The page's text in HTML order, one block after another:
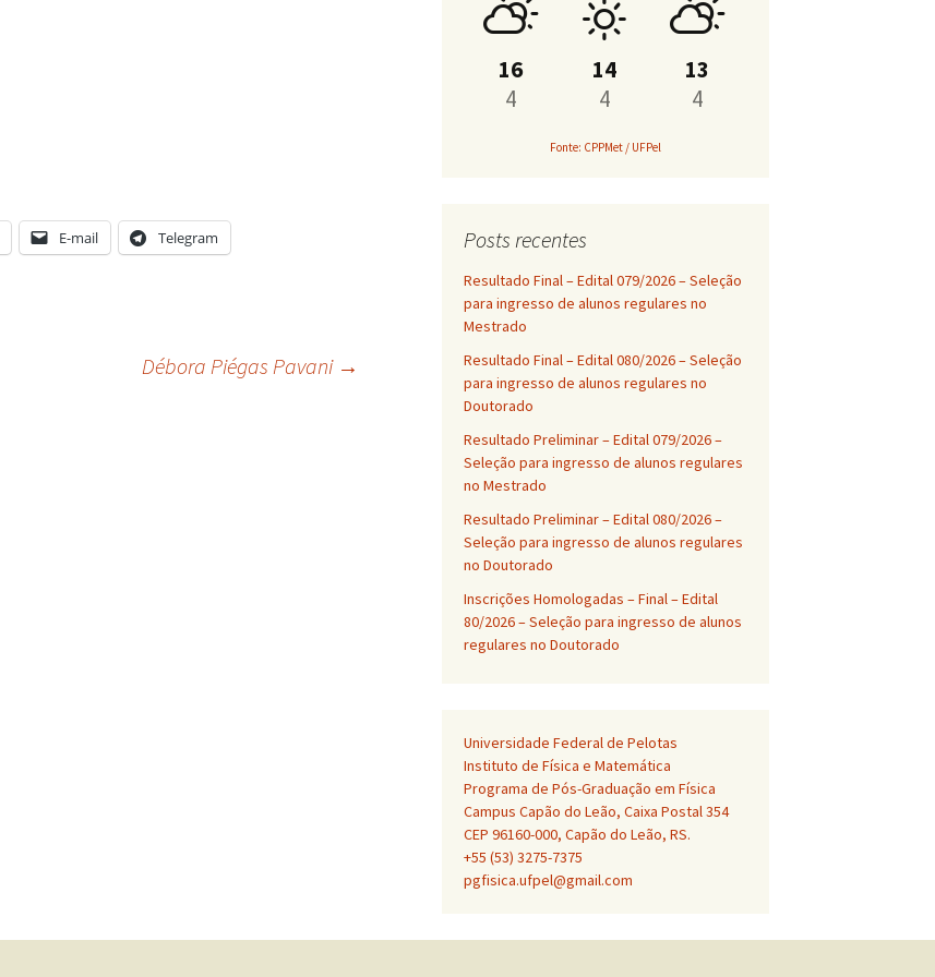
PROAP
E-mail Telegram
Débora Piégas Pavani →
16
4
14
4
13
4
Fonte: CPPMet / UFPel
Posts recentes
Resultado Final – Edital 079/2026 – Seleção
para ingresso de alunos regulares no
Mestrado
Resultado Final – Edital 080/2026 – Seleção
para ingresso de alunos regulares no
Doutorado
Resultado Preliminar – Edital 079/2026 –
Seleção para ingresso de alunos regulares
no Mestrado
Resultado Preliminar – Edital 080/2026 –
Seleção para ingresso de alunos regulares
no Doutorado
Inscrições Homologadas – Final – Edital
80/2026 – Seleção para ingresso de alunos
regulares no Doutorado
Universidade Federal de Pelotas
Instituto de Física e Matemática
Programa de Pós-Graduação em Física
Campus Capão do Leão, Caixa Postal 354
CEP 96160-000, Capão do Leão, RS.
+55 (53) 3275-7375
pgfisica.ufpel@gmail.com